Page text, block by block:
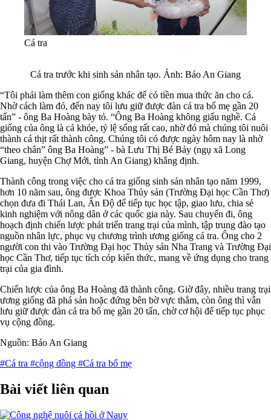
Cá tra
Cá tra trước khi sinh sản nhân tạo. Ảnh: Báo An Giang
“Tôi phải làm thêm con giống khác để có tiền mua thức ăn cho cá.
Nhờ cách làm đó, đến nay tôi lưu giữ được đàn cá tra bố mẹ gần 20
tấn” - ông Ba Hoàng bày tỏ. “Ông Ba Hoàng không giấu nghề. Cá
giống của ông là cá khỏe, tỷ lệ sống rất cao, nhờ đó mà chúng tôi nuôi
thành cá thịt rất thành công. Chúng tôi có được ngày hôm nay là nhờ
“theo chân” ông Ba Hoàng” - bà Lưu Thị Bé Bảy (ngụ xã Long
Giang, huyện Chợ Mới, tỉnh An Giang) khẳng định.
Thành công trong việc cho cá tra giống sinh sản nhân tạo năm 1999,
hơn 10 năm sau, ông được Khoa Thủy sản (Trường Đại học Cần Thơ)
chọn đưa đi Thái Lan, Ấn Độ để tiếp tục học tập, giao lưu, chia sẻ
kinh nghiệm với nông dân ở các quốc gia này. Sau chuyến đi, ông
hoạch định chiến lược phát triển trang trại của mình, tập trung đào tạo
nguồn nhân lực, phục vụ chương trình ương giống cá tra. Ông cho 2
người con thi vào Trường Đại học Thủy sản Nha Trang và Trường Đại
học Cần Thơ, tiếp tục tích cóp kiến thức, mang về ứng dụng cho trang
trại của gia đình.
Chiến lược của ông Ba Hoàng đã thành công. Giờ đây, nhiều trang trại
ương giống đã phá sản hoặc đứng bên bờ vực thẳm, còn ông thì vẫn
lưu giữ được đàn cá tra bố mẹ gần 20 tấn, chờ cơ hội để tiếp tục phục
vụ cộng đồng.
Nguồn: Báo An Giang
#Cá tra #cộng đồng #Cá tra bố mẹ
Bài viết liên quan